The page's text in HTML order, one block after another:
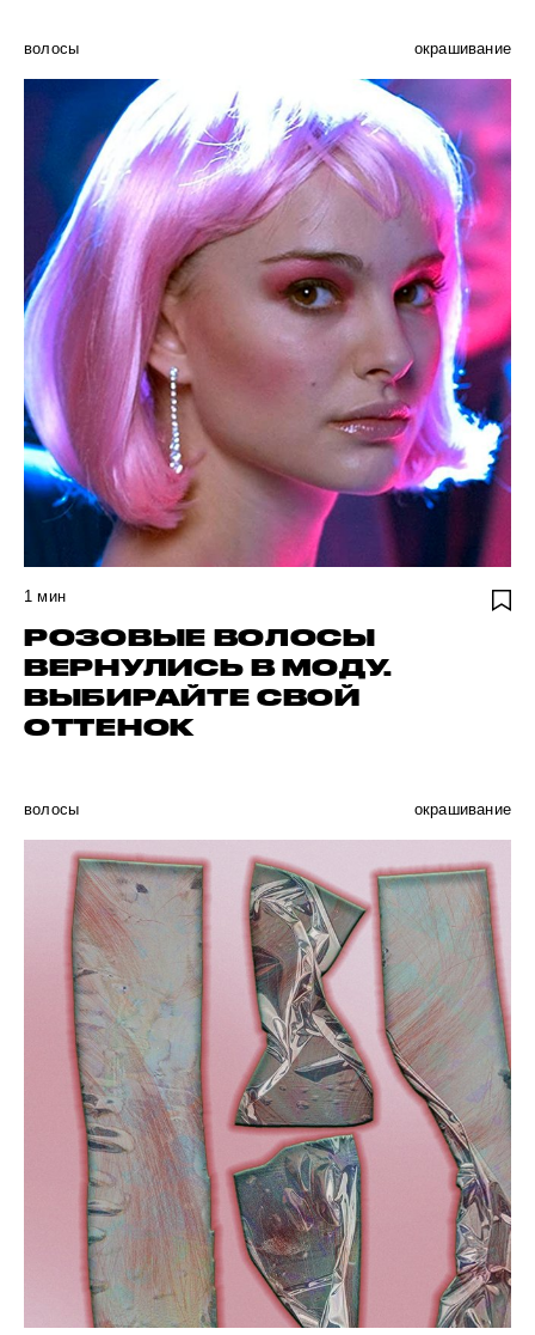
волосы окрашивание
1 мин
РОЗОВЫЕ ВОЛОСЫ
ВЕРНУЛИСЬ В МОДУ.
ВЫБИРАЙТЕ СВОЙ
ОТТЕНОК
волосы окрашивание